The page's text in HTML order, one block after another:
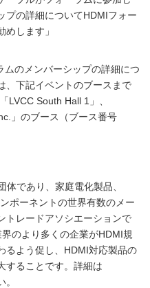
プの詳細についてHDMIフォー
します」
ムのメンバーシップの詳細につ
、下記イベントのブースまで
LVCC South Hall 1」、
」のブース（ブース番号
であり、家庭電化製品、
ポーネントの世界有数のメー
トレードアソシエーションで
のより多くの企業がHDMI規
るよう促し、HDMI対応製品の
することです。詳細は